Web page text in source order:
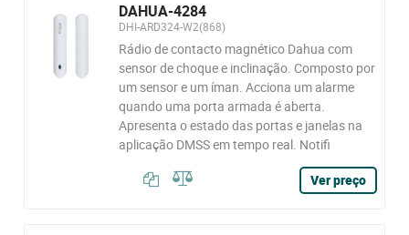
DAHUA-4284
DHI-ARD324-W2(868)
Rádio de contacto magnético Dahua com
sensor de choque e inclinação. Composto por
um sensor e um íman. Acciona um alarme
quando uma porta armada é aberta.
Apresenta o estado das portas e janelas na
aplicação DMSS em tempo real. Notifi
Ver preço